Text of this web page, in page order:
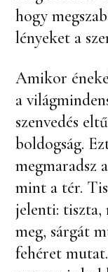
hogy
lényeket a
Amikor
a
szenvedés
boldogság.
megmaradsz
mint a tér.
jelenti: tiszta,
meg, sárgát
fehéret